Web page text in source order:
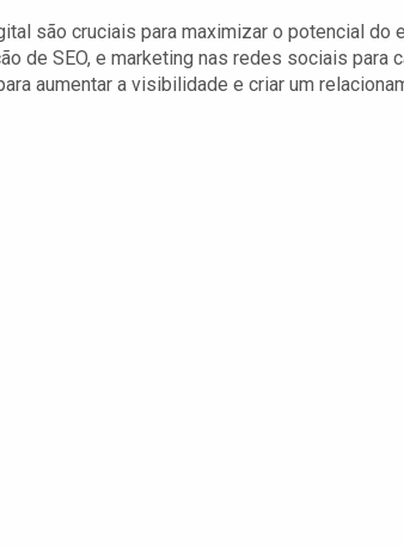
são cruciais para maximizar o potencial do
de SEO, e marketing nas redes sociais para
aumentar a visibilidade e criar um